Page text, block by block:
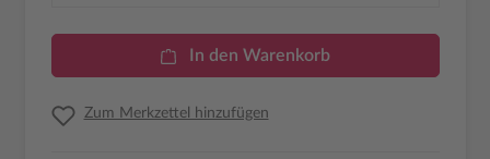
In den Warenkorb
Zum Merkzettel hinzufügen